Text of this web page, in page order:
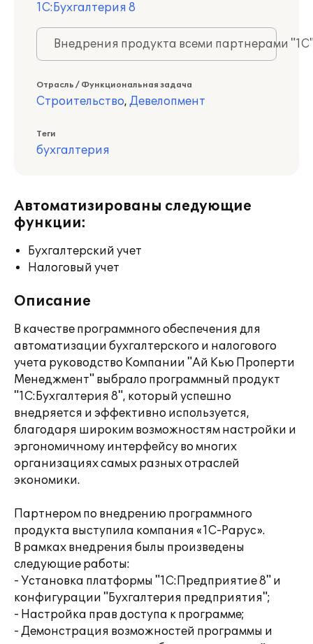
1С:Бухгалтерия 8
Внедрения продукта всеми партнерами
Отрасль / Функциональная задача
Строительство, Девелопмент
Теги
бухгалтерия
Автоматизированы следующие
функции:
Бухгалтерский учет
Налоговый учет
Описание
В качестве программного обеспечения для
автоматизации бухгалтерского и налогового
учета руководство Компании "Ай Кью Проперти
Менеджмент" выбрало программный продукт
"1С:Бухгалтерия 8", который успешно
внедряется и эффективно используется,
благодаря широким возможностям настройки и
эргономичному интерфейсу во многих
организациях самых разных отраслей
экономики.
Партнером по внедрению программного
продукта выступила компания «1С-Рарус».
В рамках внедрения былы произведены
следующие работы:
- Установка платформы "1С:Предприятие 8" и
конфигурации "Бухгалтерия предприятия";
- Настройка прав доступа к программе;
- Демонстрация возможностей программы и